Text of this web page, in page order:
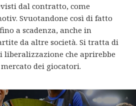
dal contratto, come
Svuotandone così di fatto
a scadenza, anche in
da altre società. Si tratta di
liberalizzazione che aprirebbe
dei giocatori.